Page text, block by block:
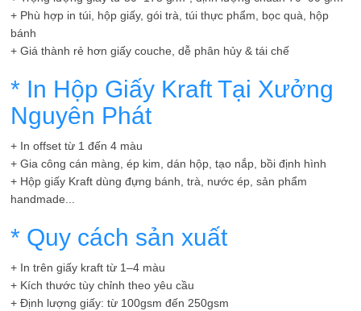
+ Phù hợp in túi, hộp giấy, gói trà, túi thực phẩm, bọc quà, hộp
bánh
+ Giá thành rẻ hơn giấy couche, dễ phân hủy & tái chế
* In Hộp Giấy Kraft Tại Xưởng
Nguyên Phát
+ In offset từ 1 đến 4 màu
+ Gia công cán màng, ép kim, dán hộp, tạo nắp, bồi định hình
+ Hộp giấy Kraft dùng đựng bánh, trà, nước ép, sản phẩm
handmade...
* Quy cách sản xuất
+ In trên giấy kraft từ 1–4 màu
+ Kích thước tùy chỉnh theo yêu cầu
+ Định lượng giấy: từ 100gsm đến 250gsm